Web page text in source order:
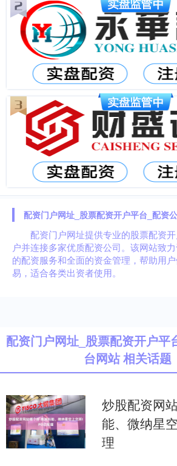
配资门户网址_股票配资开户平台_配资
配资门户网址提供专业的股票配资
户并连接多家优质配资公司。该网站致
的配资服务和全面的资金管理，帮助用
易，适合各类出资者使用。
配资门户网址_股票配资开户平
台网站 相关话题
炒股配资网
能、微纳星
理